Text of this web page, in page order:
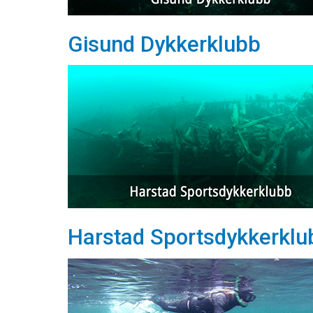
Gisund Dykkerklubb
Harstad